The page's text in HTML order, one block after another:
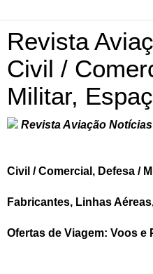
Revista
Civil /
Militar,
Revista Aviação
Civil / Comercial, Defesa /
Fabricantes, Linhas
Ofertas de Viagem: Voos e